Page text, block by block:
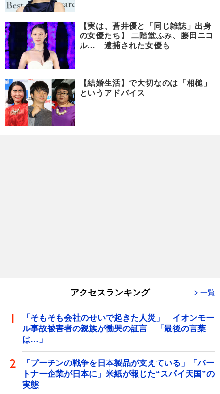
【実は、蒼井優と「同じ雑誌」出身
の女優たち】 二階堂ふみ、藤田ニコ
ル… 逮捕された女優も
【結婚生活】で大切なのは「相槌」
というアドバイス
アクセスランキング 一覧
「そもそも会社のせいで起きた人災」 イオンモー
ル事故被害者の親族が慟哭の証言 「最後の言葉
は…」
「プーチンの戦争を日本製品が支えている」「パー
トナー企業が日本に」米紙が報じた“スパイ天国”の
実態